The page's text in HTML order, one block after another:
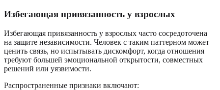
Избегающая привязанность у взрослых
Избегающая привязанность у взрослых часто сосредоточена
на защите независимости. Человек с таким паттерном может
ценить связь, но испытывать дискомфорт, когда отношения
требуют большей эмоциональной открытости, совместных
решений или уязвимости.
Распространенные признаки включают: